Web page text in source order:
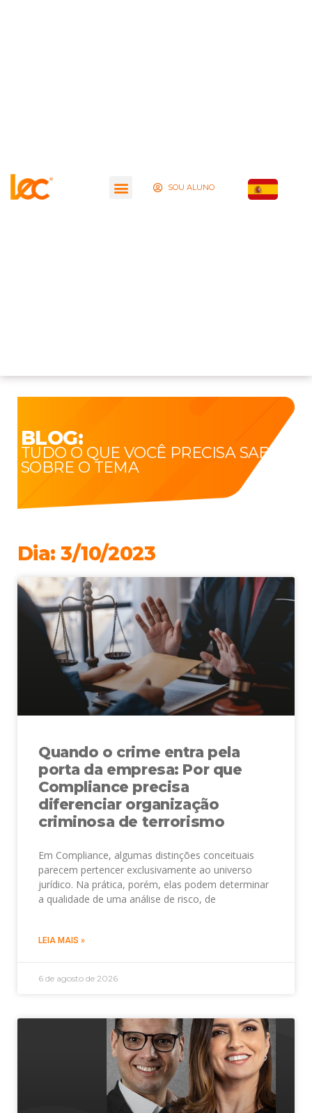
SOU ALUNO
BLOG:
TUDO O QUE VOCÊ PRECISA SABER
SOBRE O TEMA
Dia: 3/10/2023
Quando o crime entra pela
porta da empresa: Por que
Compliance precisa
diferenciar organização
criminosa de terrorismo
Em Compliance, algumas distinções conceituais
parecem pertencer exclusivamente ao universo
jurídico. Na prática, porém, elas podem determinar
a qualidade de uma análise de risco, de
LEIA MAIS »
6 de agosto de 2026